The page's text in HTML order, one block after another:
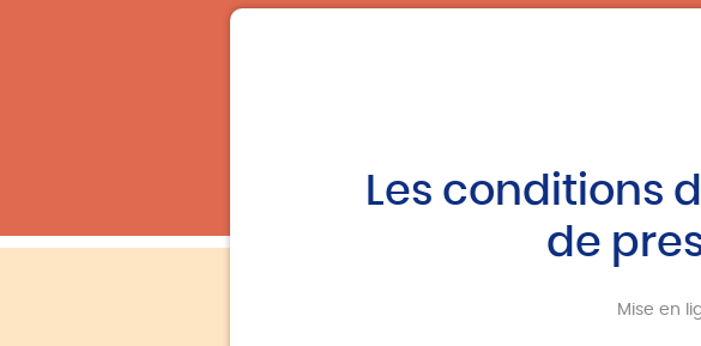
Les conditions
de
Mise en